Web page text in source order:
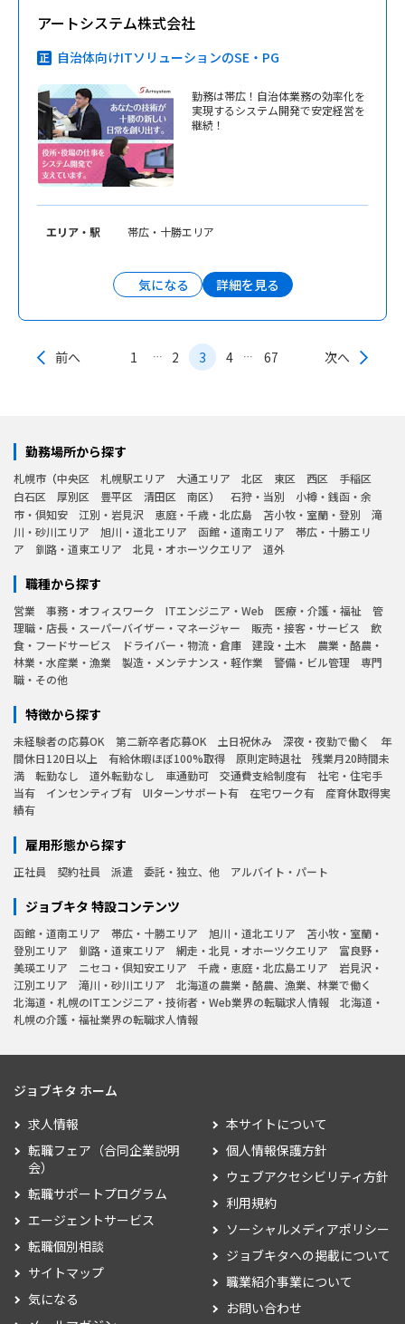
アートシステム株式会社
自治体向けITソリューションのSE・PG
勤務は帯広！自治体業務の効率化を
実現するシステム開発で安定経営を
継続！
エリア・駅 帯広・十勝エリア
気になる 詳細を見る
前へ 1 2 3 4 67 次へ
勤務場所から探す
札幌市 中央区 札幌駅エリア 大通エリア 北区 東区 西区
手稲区
白石区
厚別区 豊平区 清田区 南区 石狩・当別
小樽・銭函・余
市・倶知安
江別・岩見沢 恵庭・千歳・北広島 苫小牧・室蘭・登別
滝
川・砂川エリア
旭川・道北エリア 函館・道南エリア
帯広・十勝エリ
ア
釧路・道東エリア 北見・オホーツクエリア 道外
職種から探す
営業 事務・オフィスワーク ITエンジニア・Web 医療・介護・福祉
管
理職・店長・スーパーバイザー・マネージャー
販売・接客・サービス
飲
食・フードサービス
ドライバー・物流・倉庫 建設・土木
農業・酪農・
林業・水産業・漁業
製造・メンテナンス・軽作業 警備・ビル管理
専門
職・その他
特徴から探す
未経験者の応募OK 第二新卒者応募OK 土日祝休み 深夜・夜勤で働く
年
間休日120日以上
有給休暇ほぼ100%取得 原則定時退社
残業月20時間未
満
転勤なし 道外転勤なし 車通勤可 交通費支給制度有
社宅・住宅手
当有
インセンティブ有 UIターンサポート有 在宅ワーク有
産育休取得実
績有
雇用形態から探す
正社員 契約社員 派遣 委託・独立、他 アルバイト・パート
ジョブキタ 特設コンテンツ
函館・道南エリア 帯広・十勝エリア 旭川・道北エリア
苫小牧・室蘭・
登別エリア
釧路・道東エリア 網走・北見・オホーツクエリア
富良野・
美瑛エリア
ニセコ・倶知安エリア 千歳・恵庭・北広島エリア
岩見沢・
江別エリア
滝川・砂川エリア
北海道の農業・酪農、漁業、林業で働く
北海道・札幌のITエンジニア・技術者・Web業界の転職求人情報
北海道・
札幌の介護・福祉業界の転職求人情報
ジョブキタ ホーム
求人情報
転職フェア（合同企業説明
会）
転職サポートプログラム
エージェントサービス
転職個別相談
サイトマップ
気になる
本サイトについて
個人情報保護方針
ウェブアクセシビリティ方針
利用規約
ソーシャルメディアポリシー
ジョブキタへの掲載について
職業紹介事業について
お問い合わせ